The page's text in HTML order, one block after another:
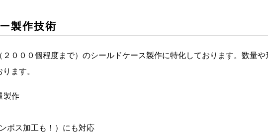
製作技術
０００個程度まで）のシールドケース製作に特化しております。数量
ます。
製作
ボス加工も！）にも対応